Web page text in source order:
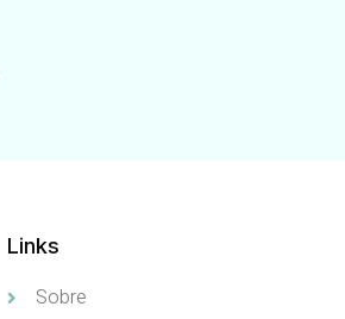
Links
Sobre